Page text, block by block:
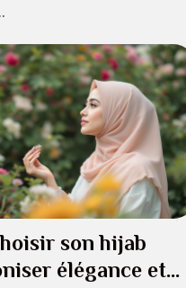
son hijab
élégance et